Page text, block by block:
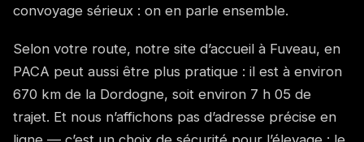
convoyage sérieux : on en parle ensemble.
Selon votre route, notre site d’accueil à Fuveau, en
PACA peut aussi être plus pratique : il est à environ
670 km de la Dordogne, soit environ 7 h 05 de
trajet. Et nous n’affichons pas d’adresse précise en